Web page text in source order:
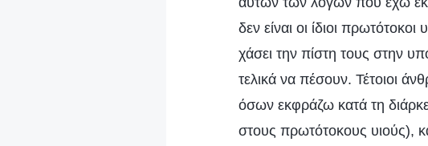
δεν είναι οι ίδιοι
χάσει την πίστη τους στην
τελικά να πέσουν. Τέτοιοι
όσων εκφράζω κατά τη
στους πρωτότοκους υιούς),